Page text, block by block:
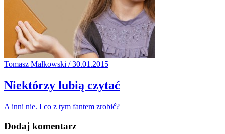
Tomasz Małkowski / 30.01.2015
Niektórzy lubią czytać
A inni nie. I co z tym fantem zrobić?
Dodaj komentarz